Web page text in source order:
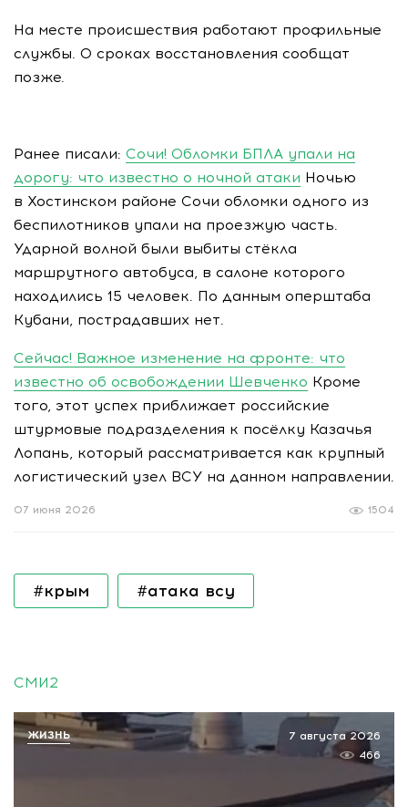
На месте происшествия работают профильные
службы. О сроках восстановления сообщат
позже.
Ранее писали: Сочи! Обломки БПЛА упали на
дорогу: что известно о ночной атаки Ночью
в Хостинском районе Сочи обломки одного из
беспилотников упали на проезжую часть.
Ударной волной были выбиты стёкла
маршрутного автобуса, в салоне которого
находились 15 человек. По данным оперштаба
Кубани, пострадавших нет.
Сейчас! Важное изменение на фронте: что
известно об освобождении Шевченко Кроме
того, этот успех приближает российские
штурмовые подразделения к посёлку Казачья
Лопань, который рассматривается как крупный
логистический узел ВСУ на данном направлении.
1504
07 июня 2026
#крым #атака всу
СМИ2
7 августа 2026
466
ЖИЗНЬ